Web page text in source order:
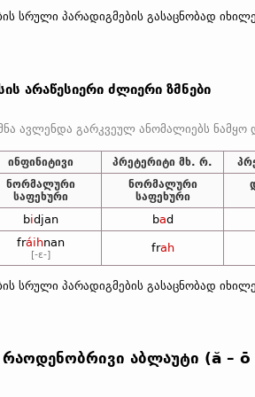
სრული პარადიგმების გასაცნობად
არაწესიერი ძლიერი ზმნები
ინფინიტივი პრეტერიტი მხ. რ.
ნორმალური
საფეხური
ნორმალური
საფეხური
bidjan bad
fráihnan
[-ɛ-]
frah
სრული პარადიგმების გასაცნობად
აბლაუტი (ă –